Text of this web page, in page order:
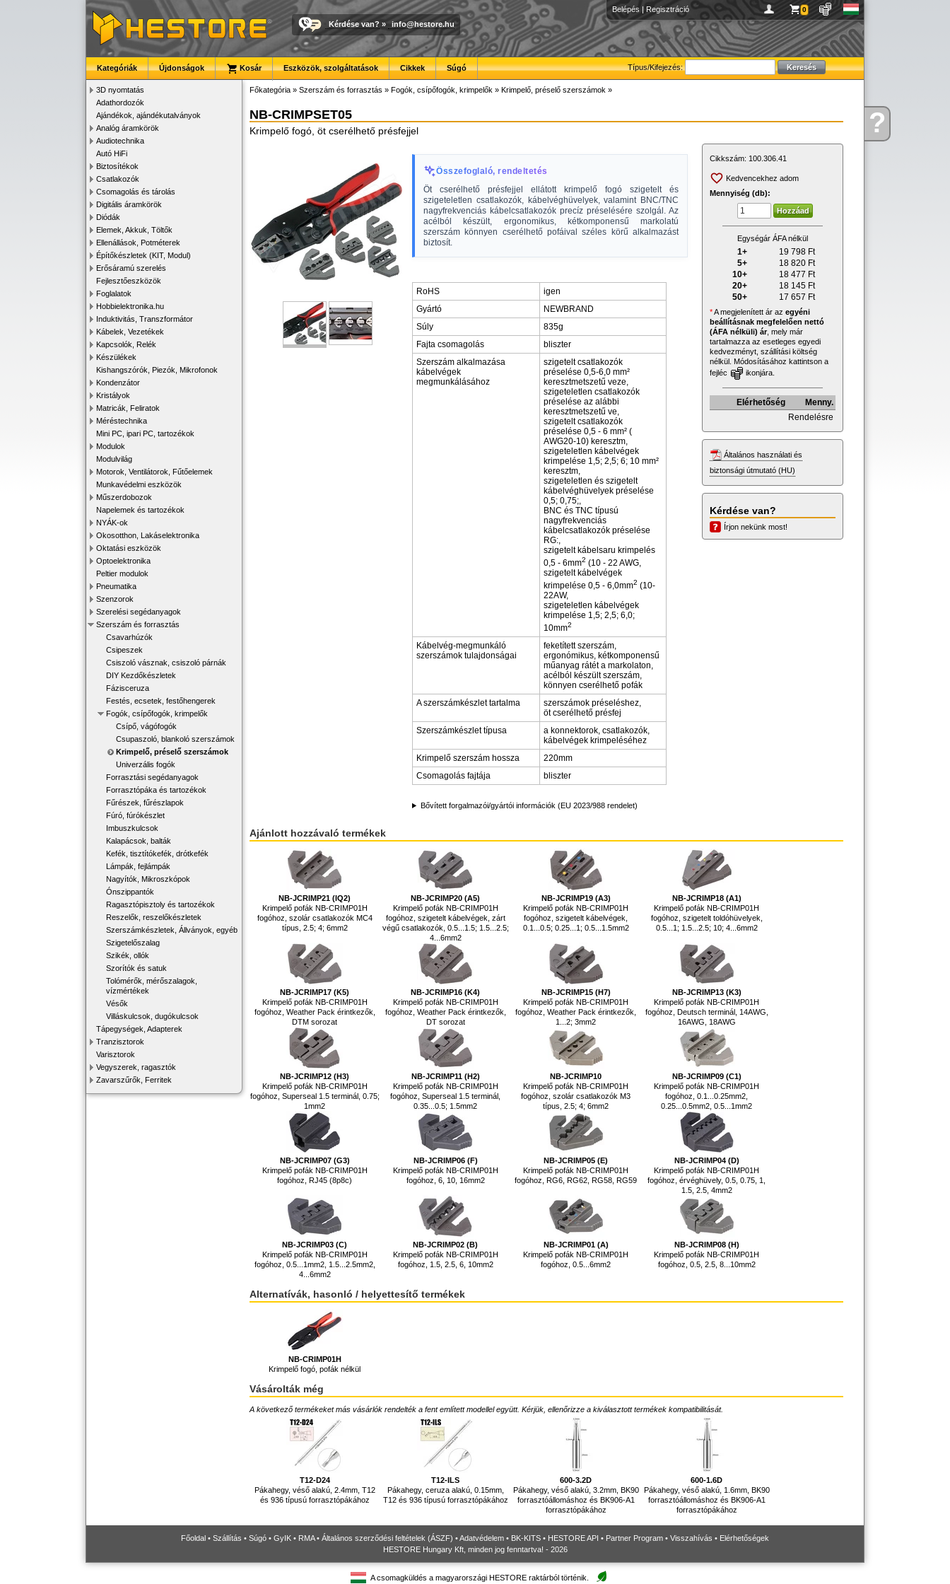
Kérdése?
Belépés | Regisztráció 0
Kérdése van? » info@hestore.hu
Típus/Kifejezés:
Kategóriák Újdonságok Kosár Eszközök, szolgáltatások Cikkek Súgó
3D nyomtatás
Adathordozók
Ajándékok, ajándékutalványok
Analóg áramkörök
Audiotechnika
Autó HiFi
Biztosítékok
Csatlakozók
Csomagolás és tárolás
Digitális áramkörök
Diódák
Elemek, Akkuk, Töltők
Ellenállások, Potméterek
Építőkészletek (KIT, Modul)
Erősáramú szerelés
Fejlesztőeszközök
Foglalatok
Hobbielektronika.hu
Induktivitás, Transzformátor
Kábelek, Vezetékek
Kapcsolók, Relék
Készülékek
Kishangszórók, Piezók, Mikrofonok
Kondenzátor
Kristályok
Matricák, Feliratok
Méréstechnika
Mini PC, ipari PC, tartozékok
Modulok
Modulvilág
Motorok, Ventilátorok, Fűtőelemek
Munkavédelmi eszközök
Műszerdobozok
Napelemek és tartozékok
NYÁK-ok
Okosotthon, Lakáselektronika
Oktatási eszközök
Optoelektronika
Peltier modulok
Pneumatika
Szenzorok
Szerelési segédanyagok
Szerszám és forrasztás
Csavarhúzók
Csipeszek
Csiszoló vásznak, csiszoló párnák
DIY Kezdőkészletek
Fázisceruza
Festés, ecsetek, festőhengerek
Fogók, csípőfogók, krimpelők
Csípő, vágófogók
Csupaszoló, blankoló szerszámok
Krimpelő, préselő szerszámok
Univerzális fogók
Forrasztási segédanyagok
Forrasztópáka és tartozékok
Fűrészek, fűrészlapok
Fúró, fúrókészlet
Imbuszkulcsok
Kalapácsok, balták
Kefék, tisztítókefék, drótkefék
Lámpák, fejlámpák
Nagyítók, Mikroszkópok
Ónszippantók
Ragasztópisztoly és tartozékok
Reszelők, reszelőkészletek
Szerszámkészletek, Állványok, egyéb
Szigetelőszalag
Szikék, ollók
Szorítók és satuk
Tolómérők, mérőszalagok,
vízmértékek
Vésők
Villáskulcsok, dugókulcsok
Tápegységek, Adapterek
Tranzisztorok
Varisztorok
Vegyszerek, ragasztók
Zavarszűrők, Ferritek
Főkategória » Szerszám és forrasztás » Fogók, csípőfogók, krimpelők » Krimpelő, préselő szerszámok »
NB-CRIMPSET05
Krimpelő fogó, öt cserélhető présfejjel
Összefoglaló, rendeltetés
Öt cserélhető présfejjel ellátott krimpelő fogó szigetelt és
szigeteletlen csatlakozók, kábelvéghüvelyek, valamint BNC/TNC
nagyfrekvenciás kábelcsatlakozók precíz préselésére szolgál. Az
acélból készült, ergonomikus, kétkomponensű markolatú
szerszám könnyen cserélhető pofáival széles körű alkalmazást
biztosít.
RoHS
igen
Gyártó
NEWBRAND
Súly
835g
Fajta csomagolás
bliszter
Szerszám alkalmazása
kábelvégek
megmunkálásához
szigetelt csatlakozók
préselése 0,5-6,0 mm²
keresztmetszetű veze,
szigeteletlen csatlakozók
préselése az alábbi
keresztmetszetű ve,
szigetelt csatlakozók
préselése 0,5 - 6 mm² (
AWG20-10) keresztm,
szigeteletlen kábelvégek
krimpelése 1,5; 2,5; 6; 10 mm²
keresztm,
szigeteletlen és szigetelt
kábelvéghüvelyek préselése
0,5; 0,75;,
BNC és TNC típusú
nagyfrekvenciás
kábelcsatlakozók préselése
RG:,
szigetelt kábelsaru krimpelés
0,5 - 6mm2 (10 - 22 AWG,
szigetelt kábelvégek
krimpelése 0,5 - 6,0mm2 (10-
22AW,
szigeteletlen kábelvégek
krimpelése 1,5; 2,5; 6,0;
10mm2
Kábelvég-megmunkáló
szerszámok tulajdonságai
feketített szerszám,
ergonómikus, kétkomponensű
műanyag rátét a markolaton,
acélból készült szerszám,
könnyen cserélhető pofák
A szerszámkészlet tartalma
szerszámok préseléshez,
öt cserélhető présfej
Szerszámkészlet típusa
a konnektorok, csatlakozók,
kábelvégek krimpeléséhez
Krimpelő szerszám hossza
220mm
Csomagolás fajtája
bliszter
Bővített forgalmazói/gyártói információk (EU 2023/988 rendelet)
Cikkszám: 100.306.41
Kedvencekhez adom
Mennyiség (db):
Egységár ÁFA nélkül
1+ 19 798 Ft
5+
18 820 Ft
10+
18 477 Ft
20+
18 145 Ft
50+
17 657 Ft
*A megjelenített ár az egyéni
beállításnak megfelelően nettó
(ÁFA nélküli) ár, mely már
tartalmazza az esetleges egyedi
kedvezményt, szállítási költség
nélkül. Módosításához kattintson a
fejléc
ikonjára.
Elérhetőség
Menny.
Rendelésre
Általános használati és
biztonsági útmutató (HU)
Kérdése van?
Írjon nekünk most!
Ajánlott hozzávaló termékek
NB-JCRIMP21 (IQ2)
Krimpelő pofák NB-CRIMP01H
fogóhoz, szolár csatlakozók MC4
típus, 2.5; 4; 6mm2
NB-JCRIMP20 (A5)
Krimpelő pofák NB-CRIMP01H
fogóhoz, szigetelt kábelvégek, zárt
végű csatlakozók, 0.5...1.5; 1.5...2.5;
4...6mm2
NB-JCRIMP19 (A3)
Krimpelő pofák NB-CRIMP01H
fogóhoz, szigetelt kábelvégek,
0.1...0.5; 0.25...1; 0.5...1.5mm2
NB-JCRIMP18 (A1)
Krimpelő pofák NB-CRIMP01H
fogóhoz, szigetelt toldóhüvelyek,
0.5...1; 1.5...2.5; 10; 4...6mm2
NB-JCRIMP17 (K5)
Krimpelő pofák NB-CRIMP01H
fogóhoz, Weather Pack érintkezők,
DTM sorozat
NB-JCRIMP16 (K4)
Krimpelő pofák NB-CRIMP01H
fogóhoz, Weather Pack érintkezők,
DT sorozat
NB-JCRIMP15 (H7)
Krimpelő pofák NB-CRIMP01H
fogóhoz, Weather Pack érintkezők,
1...2; 3mm2
NB-JCRIMP13 (K3)
Krimpelő pofák NB-CRIMP01H
fogóhoz, Deutsch terminál, 14AWG,
16AWG, 18AWG
NB-JCRIMP12 (H3)
Krimpelő pofák NB-CRIMP01H
fogóhoz, Superseal 1.5 terminál, 0.75;
1mm2
NB-JCRIMP11 (H2)
Krimpelő pofák NB-CRIMP01H
fogóhoz, Superseal 1.5 terminál,
0.35...0.5; 1.5mm2
NB-JCRIMP10
Krimpelő pofák NB-CRIMP01H
fogóhoz, szolár csatlakozók M3
típus, 2.5; 4; 6mm2
NB-JCRIMP09 (C1)
Krimpelő pofák NB-CRIMP01H
fogóhoz, 0.1...0.25mm2,
0.25...0.5mm2, 0.5...1mm2
NB-JCRIMP07 (G3)
Krimpelő pofák NB-CRIMP01H
fogóhoz, RJ45 (8p8c)
NB-JCRIMP06 (F)
Krimpelő pofák NB-CRIMP01H
fogóhoz, 6, 10, 16mm2
NB-JCRIMP05 (E)
Krimpelő pofák NB-CRIMP01H
fogóhoz, RG6, RG62, RG58, RG59
NB-JCRIMP04 (D)
Krimpelő pofák NB-CRIMP01H
fogóhoz, érvéghüvely, 0.5, 0.75, 1,
1.5, 2.5, 4mm2
NB-JCRIMP03 (C)
Krimpelő pofák NB-CRIMP01H
fogóhoz, 0.5...1mm2, 1.5...2.5mm2,
4...6mm2
NB-JCRIMP02 (B)
Krimpelő pofák NB-CRIMP01H
fogóhoz, 1.5, 2.5, 6, 10mm2
NB-JCRIMP01 (A)
Krimpelő pofák NB-CRIMP01H
fogóhoz, 0.5...6mm2
NB-JCRIMP08 (H)
Krimpelő pofák NB-CRIMP01H
fogóhoz, 0.5, 2.5, 8...10mm2
Alternatívák, hasonló / helyettesítő termékek
NB-CRIMP01H
Krimpelő fogó, pofák nélkül
Vásárolták még
A következő termékeket más vásárlók rendelték a fent említett modellel együtt. Kérjük, ellenőrizze a kiválasztott termékek kompatibilitását.
T12-D24
Pákahegy, véső alakú, 2.4mm, T12
és 936 típusú forrasztópákához
T12-ILS
Pákahegy, ceruza alakú, 0.15mm,
T12 és 936 típusú forrasztópákához
600-3.2D
Pákahegy, véső alakú, 3.2mm, BK90
forrasztóállomáshoz és BK906-A1
forrasztópákához
600-1.6D
Pákahegy, véső alakú, 1.6mm, BK90
forrasztóállomáshoz és BK906-A1
forrasztópákához
Főoldal • Szállítás • Súgó • GyIK • RMA• Általános szerződési feltételek (ÁSZF) •Adatvédelem • BK-KITS • HESTORE API • Partner Program • Visszahívás • Elérhetőségek
HESTORE Hungary Kft, minden jog fenntartva! - 2026
A csomagküldés a magyarországi HESTORE raktárból történik.